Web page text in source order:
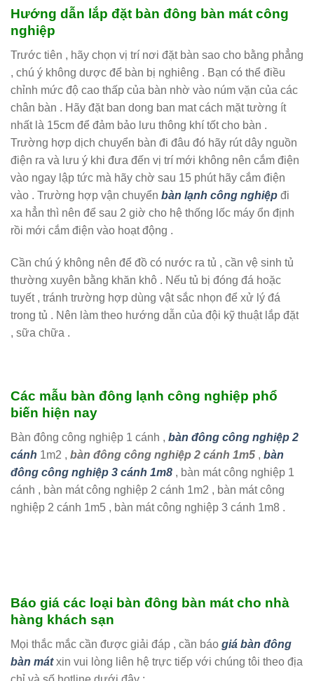
Hướng dẫn lắp đặt bàn đông bàn mát công
nghiệp
Trước tiên , hãy chọn vị trí nơi đặt bàn sao cho bằng phẳng
, chú ý không dược để bàn bị nghiêng . Bạn có thể điều
chỉnh mức độ cao thấp của bàn nhờ vào núm vặn của các
chân bàn . Hãy đặt ban dong ban mat cách mặt tường ít
nhất là 15cm để đảm bảo lưu thông khí tốt cho bàn .
Trường hợp dịch chuyển bàn đi đâu đó hãy rút dây nguồn
điện ra và lưu ý khi đưa đến vị trí mới không nên cắm điện
vào ngay lập tức mà hãy chờ sau 15 phút hãy cắm điện
vào . Trường hợp vận chuyển bàn lạnh công nghiệp đi
xa hẳn thì nên để sau 2 giờ cho hệ thống lốc máy ổn định
rồi mới cắm điện vào hoạt động .
Cần chú ý không nên để đồ có nước ra tủ , cần vệ sinh tủ
thường xuyên bằng khăn khô . Nếu tủ bị đóng đá hoặc
tuyết , tránh trường hợp dùng vật sắc nhọn để xử lý đá
trong tủ . Nên làm theo hướng dẫn của đội kỹ thuật lắp đặt
, sữa chữa .
Các mẫu bàn đông lạnh công nghiệp phổ
biến hiện nay
Bàn đông công nghiệp 1 cánh , bàn đông công nghiệp 2
cánh 1m2 , bàn đông công nghiệp 2 cánh 1m5 , bàn
đông công nghiệp 3 cánh 1m8 , bàn mát công nghiệp 1
cánh , bàn mát công nghiệp 2 cánh 1m2 , bàn mát công
nghiệp 2 cánh 1m5 , bàn mát công nghiệp 3 cánh 1m8 .
Báo giá các loại bàn đông bàn mát cho nhà
hàng khách sạn
Mọi thắc mắc cần được giải đáp , cần báo giá bàn đông
bàn mátxin vui lòng liên hệ trực tiếp với chúng tôi theo địa